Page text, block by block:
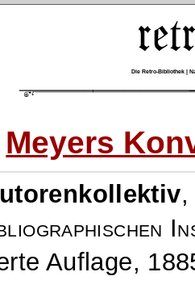
Die Retro-Bibliothek |
Meyers
Auflage,